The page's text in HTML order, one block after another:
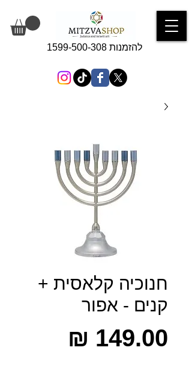
להזמנות 1599-500-308
חנוכיה קלאסית +
קנים - אפור